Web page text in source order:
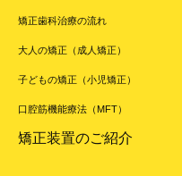
矯正歯科治療の流れ
大人の矯正（成人矯正）
子どもの矯正（小児矯正）
口腔筋機能療法（MFT）
矯正装置のご紹介